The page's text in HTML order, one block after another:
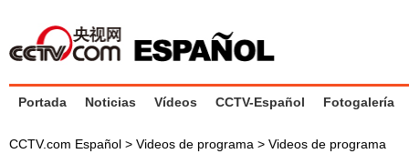
Portada Noticias Vídeos CCTV-Español Fotogalería
CCTV.com Español > Videos de programa > Videos de programa